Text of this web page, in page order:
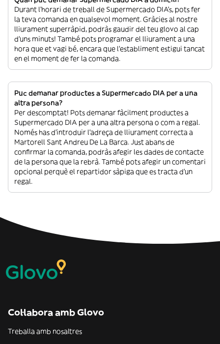
Durant l’horari de treball de Supermercado DIA’s, pots fer
la teva comanda en qualsevol moment. Gràcies al nostre
lliurament superràpid, podràs gaudir del teu glovo al cap
d’uns minuts! També pots programar el lliurament a una
hora que et vagi bé, encara que l’establiment estigui tancat
en el moment de fer la comanda.
Puc demanar productes a Supermercado DIA per a una
altra persona?
Per descomptat! Pots demanar fàcilment productes a
Supermercado DIA per a una altra persona o com a regal.
Només has d’introduir l’adreça de lliurament correcta a
Martorell Sant Andreu De La Barca. Just abans de
confirmar la comanda, podràs afegir les dades de contacte
de la persona que la rebrà. També pots afegir un comentari
opcional perquè el repartidor sàpiga que es tracta d’un
regal.
Col·labora amb Glovo
Treballa amb nosaltres